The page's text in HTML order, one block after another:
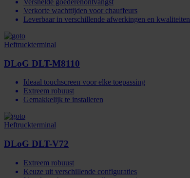
Versnelde goederenontvangst
Verkorte wachttijden voor chauffeurs
Leverbaar in verschillende afwerkingen en kwaliteiten
Heftruckterminal
DLoG DLT-M8110
Ideaal touchscreen voor elke toepassing
Extreem robuust
Gemakkelijk te installeren
Heftruckterminal
DLoG DLT-V72
Extreem robuust
Keuze uit verschillende configuraties